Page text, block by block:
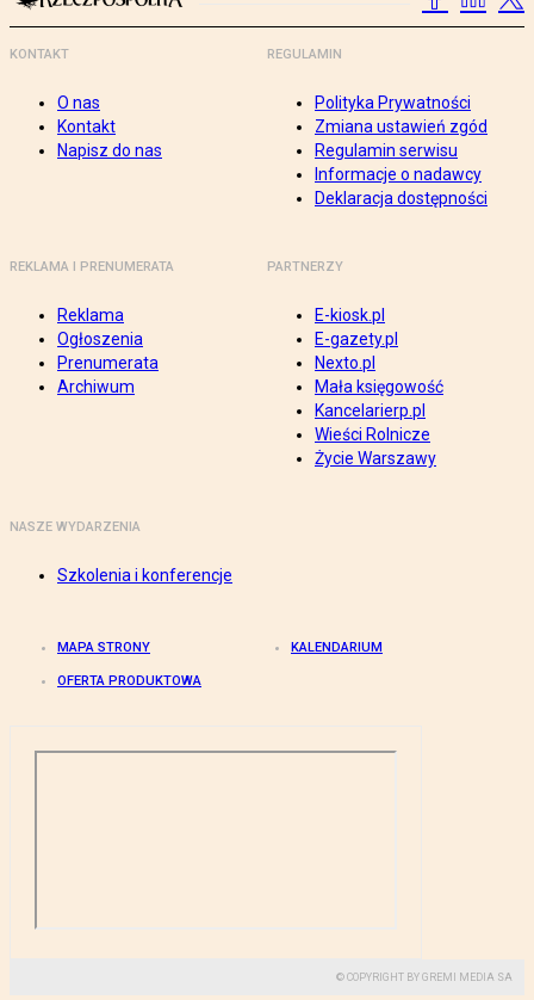
KONTAKT
O nas
Kontakt
Napisz do nas
REGULAMIN
Polityka Prywatności
Zmiana ustawień zgód
Regulamin serwisu
Informacje o nadawcy
Deklaracja dostępności
REKLAMA I PRENUMERATA
Reklama
Ogłoszenia
Prenumerata
Archiwum
PARTNERZY
E-kiosk.pl
E-gazety.pl
Nexto.pl
Mała księgowość
Kancelarierp.pl
Wieści Rolnicze
Życie Warszawy
NASZE WYDARZENIA
Szkolenia i konferencje
MAPA STRONY KALENDARIUM
OFERTA PRODUKTOWA
© COPYRIGHT BY GREMI MEDIA SA